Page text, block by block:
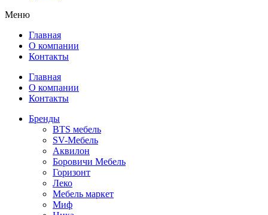
Меню
Главная
О компании
Контакты
Главная
О компании
Контакты
Бренды
BTS мебель
SV-Мебель
Аквилон
Боровичи Мебель
Горизонт
Леко
Мебель маркет
Миф